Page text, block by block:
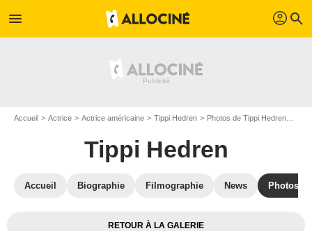
menu profil search
Accueil Actrice Actrice américaine Tippi Hedren Photos de Tippi Hedren
Tippi Hedren
Accueil Biographie Filmographie News Photos
RETOUR À LA GALERIE